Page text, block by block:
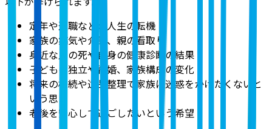
定年や退職などの人生の転機
家族の病気や介護、親の看取り
身近な人の死や自身の健康診断の結果
子どもの独立や結婚、家族構成の変化
将来の相続や遺品整理で家族に迷惑をかけたくないと
いう思い
老後を安心して過ごしたいという希望